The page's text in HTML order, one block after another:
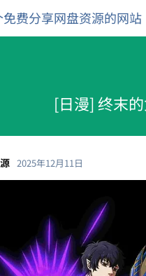
费分享网盘资源的网站
[日漫] 终末
2025年12月11日